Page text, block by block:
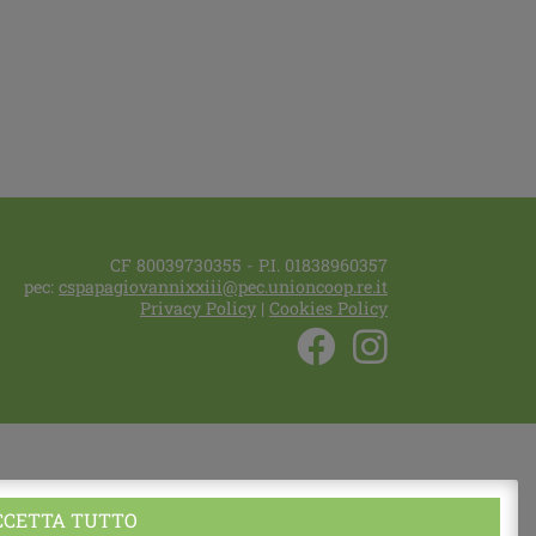
CF 80039730355 - P.I. 01838960357
pec: cspapagiovannixxiii@pec.unioncoop.re.it
Privacy Policy| Cookies Policy
TUTTO